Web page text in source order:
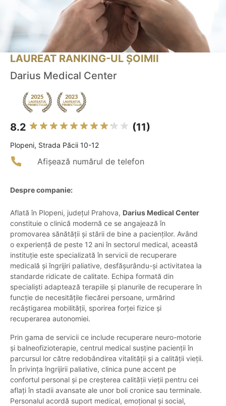
LAUREAT RANKING-UL ȘOIMII
Darius Medical Center
8.2 (11)
Plopeni, Strada Păcii 10-12
Afișează numărul de telefon
Despre companie:
Aflată în Plopeni, județul Prahova, Darius Medical Center
constituie o clinică modernă ce se angajează în
promovarea sănătății și stării de bine a pacienților. Având
o experiență de peste 12 ani în sectorul medical, această
instituție este specializată în servicii de recuperare
medicală și îngrijiri paliative, desfășurându-și activitatea la
standarde ridicate de calitate. Echipa formată din
specialiști adaptează terapiile și planurile de recuperare în
funcție de necesitățile fiecărei persoane, urmărind
recâștigarea mobilității, sporirea forței fizice și
recuperarea autonomiei.
Prin gama de servicii ce include recuperare neuro-motorie
și balneofizioterapie, centrul medical susține pacienții în
parcursul lor către redobândirea vitalității și a calității vieții.
În privința îngrijirii paliative, clinica pune accent pe
confortul personal și pe creșterea calității vieții pentru cei
aflați în stadii avansate ale unor boli cronice sau terminale.
Personalul acordă suport medical, emoțional și social,